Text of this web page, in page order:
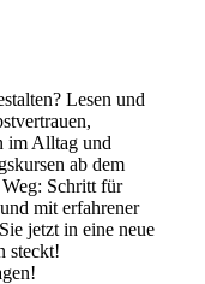
Lesen und
im Alltag und
ab dem
Schritt für
mit erfahrener
jetzt in eine neue
steckt!